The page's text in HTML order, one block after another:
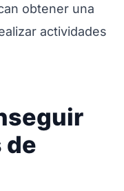
obtener una
actividades
de